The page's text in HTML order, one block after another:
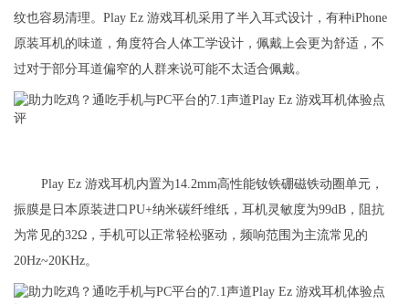
纹也容易清理。Play Ez 游戏耳机采用了半入耳式设计，有种iPhone
原装耳机的味道，角度符合人体工学设计，佩戴上会更为舒适，不
过对于部分耳道偏窄的人群来说可能不太适合佩戴。
Play Ez 游戏耳机内置为14.2mm高性能钕铁硼磁铁动圈单元，
振膜是日本原装进口PU+纳米碳纤维纸，耳机灵敏度为99dB，阻抗
为常见的32Ω，手机可以正常轻松驱动，频响范围为主流常见的
20Hz~20KHz。